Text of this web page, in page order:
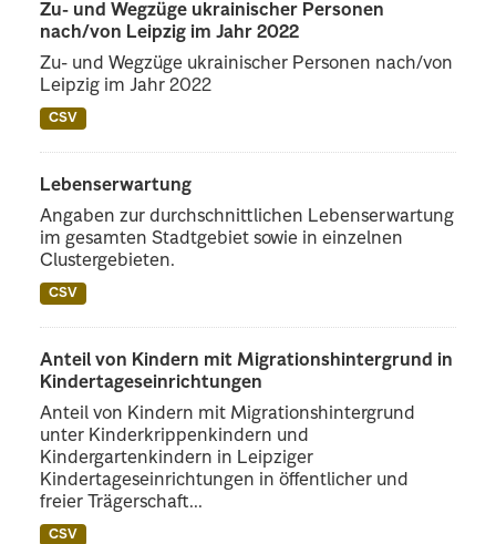
Zu- und Wegzüge ukrainischer Personen
nach/von Leipzig im Jahr 2022
Zu- und Wegzüge ukrainischer Personen nach/von
Leipzig im Jahr 2022
CSV
Lebenserwartung
Angaben zur durchschnittlichen Lebenserwartung
im gesamten Stadtgebiet sowie in einzelnen
Clustergebieten.
CSV
Anteil von Kindern mit Migrationshintergrund in
Kindertageseinrichtungen
Anteil von Kindern mit Migrationshintergrund
unter Kinderkrippenkindern und
Kindergartenkindern in Leipziger
Kindertageseinrichtungen in öffentlicher und
freier Trägerschaft...
CSV